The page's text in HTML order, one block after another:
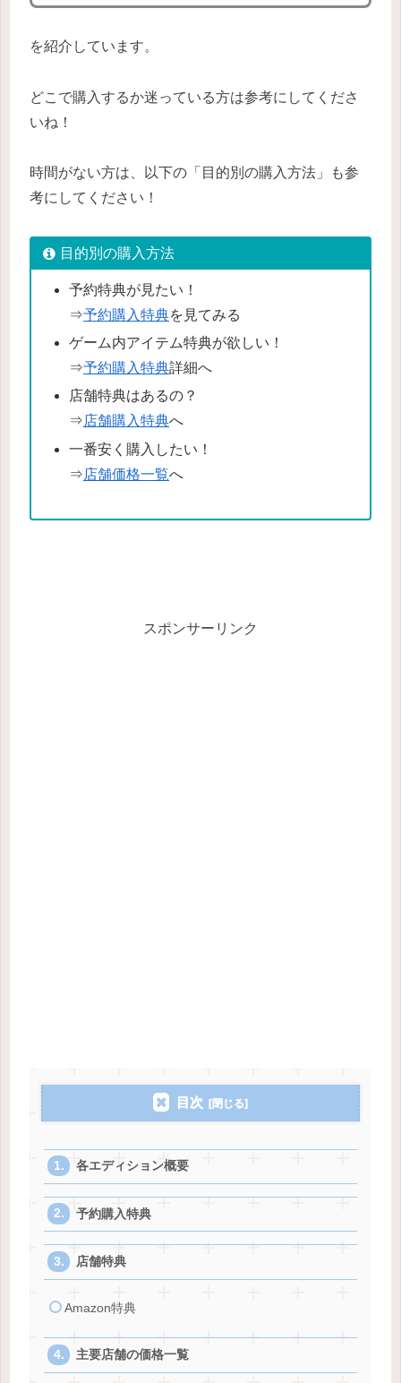
を紹介しています。
どこで購入するか迷っている方は参考にしてくださ
いね！
時間がない方は、以下の「目的別の購入方法」も参
考にしてください！
目的別の購入方法
予約特典が見たい！
⇒予約購入特典を見てみる
ゲーム内アイテム特典が欲しい！
⇒予約購入特典詳細へ
店舗特典はあるの？
⇒店舗購入特典へ
一番安く購入したい！
⇒店舗価格一覧へ
スポンサーリンク
目次
各エディション概要
予約購入特典
店舗特典
Amazon特典
主要店舗の価格一覧